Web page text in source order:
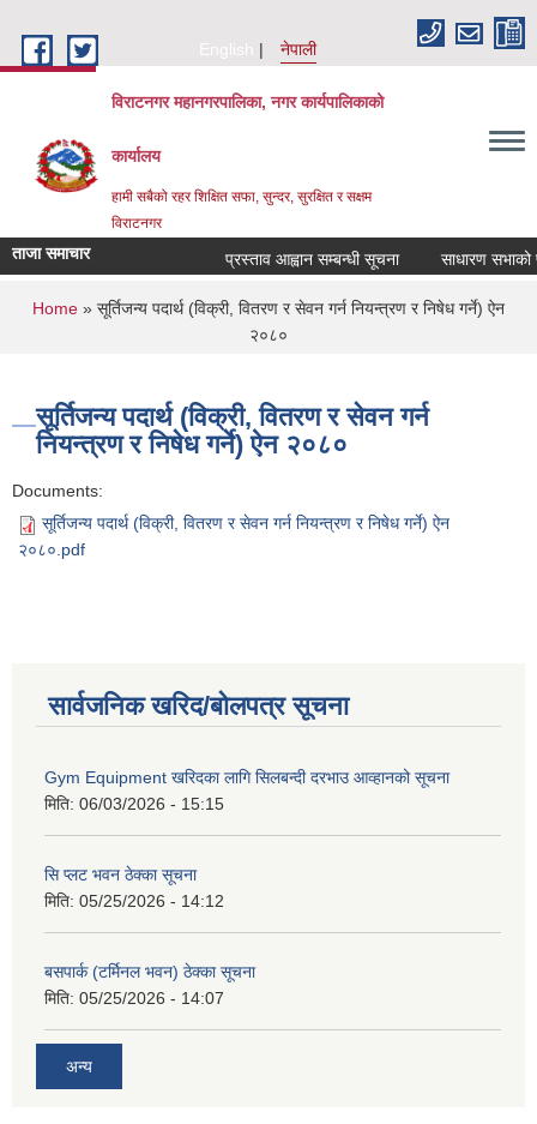
English
नेपाली
विराटनगर महानगरपालिका, नगर कार्यपालिकाको
कार्यालय
हामी सबैको रहर शिक्षित सफा, सुन्दर, सुरक्षित र सक्षम
विराटनगर
ताजा समाचार प्रस्ताव आह्वान सम्बन्धी सूचना साधारण
You are here
Home » सूर्तिजन्य पदार्थ (विक्री, वितरण र सेवन गर्न नियन्त्रण र निषेध गर्ने) ऐन
२०८०
सूर्तिजन्य पदार्थ (विक्री, वितरण र सेवन गर्न
नियन्त्रण र निषेध गर्ने) ऐन २०८०
Documents:
सूर्तिजन्य पदार्थ (विक्री, वितरण र सेवन गर्न नियन्त्रण र निषेध गर्ने) ऐन
२०८०.pdf
सार्वजनिक खरिद/बोलपत्र सूचना
Gym Equipment खरिदका लागि सिलबन्दी दरभाउ आव्हानको सूचना
मिति: 06/03/2026 - 15:15
सि प्लट भवन ठेक्का सूचना
मिति: 05/25/2026 - 14:12
बसपार्क (टर्मिनल भवन) ठेक्का सूचना
मिति: 05/25/2026 - 14:07
अन्य